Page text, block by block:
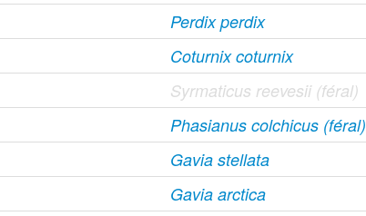
Perdix perdix
Coturnix coturnix
Syrmaticus reevesii (féral)
Phasianus colchicus (féral)
Gavia stellata
Gavia arctica